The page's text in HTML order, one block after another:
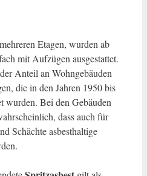
Etagen, wurden ab
mit Aufzügen ausgestattet.
Anteil an Wohngebäuden
die in den Jahren 1950 bis
wurden. Bei den Gebäuden
dass auch für
Schächte asbesthaltige